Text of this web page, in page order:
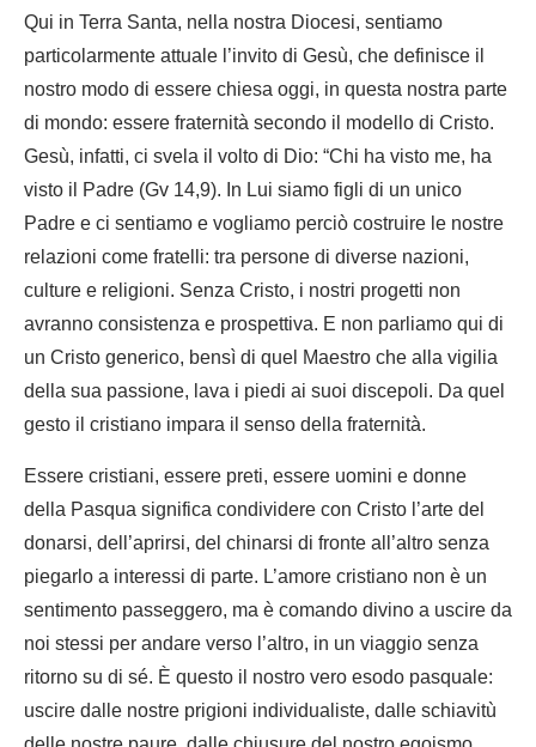
Qui in Terra Santa, nella nostra Diocesi, sentiamo
particolarmente attuale l’invito di Gesù, che definisce il
nostro modo di essere chiesa oggi, in questa nostra parte
di mondo: essere fraternità secondo il modello di Cristo.
Gesù, infatti, ci svela il volto di Dio: “Chi ha visto me, ha
visto il Padre (Gv 14,9). In Lui siamo figli di un unico
Padre e ci sentiamo e vogliamo perciò costruire le nostre
relazioni come fratelli: tra persone di diverse nazioni,
culture e religioni. Senza Cristo, i nostri progetti non
avranno consistenza e prospettiva. E non parliamo qui di
un Cristo generico, bensì di quel Maestro che alla vigilia
della sua passione, lava i piedi ai suoi discepoli. Da quel
gesto il cristiano impara il senso della fraternità.
Essere cristiani, essere preti, essere uomini e donne
della Pasqua significa condividere con Cristo l’arte del
donarsi, dell’aprirsi, del chinarsi di fronte all’altro senza
piegarlo a interessi di parte. L’amore cristiano non è un
sentimento passeggero, ma è comando divino a uscire da
noi stessi per andare verso l’altro, in un viaggio senza
ritorno su di sé. È questo il nostro vero esodo pasquale:
uscire dalle nostre prigioni individualiste, dalle schiavitù